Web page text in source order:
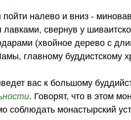
налево и вниз -
лавками, свернув у
(хвойное дерево с
главному буддистскому
вас к большому
. Говорят, что в этом
соблюдать монастырский